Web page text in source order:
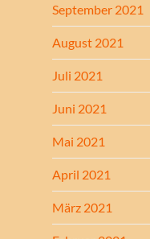
September 2021
August 2021
Juli 2021
Juni 2021
Mai 2021
April 2021
März 2021